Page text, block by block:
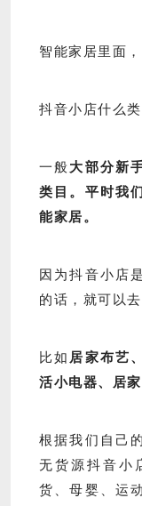
智能家居里面
抖音小店什么
一般大部分新
类目。平时我
能家居。
因为抖音小店
的话，就可以
比如 居家布艺
活小电器、居
根据我们自己
无货源抖音小
货、母婴、运